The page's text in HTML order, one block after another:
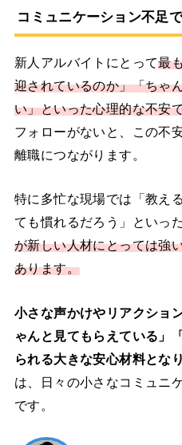
コミュニケーション不足
新人アルバイトにとって最
迎されているのか」「ちゃ
い」といった心理的な不安
フォローがないと、この不
離職につながります。
特に多忙な現場では「教え
ても慣れるだろう」といっ
が新しい人材にとっては強
あります。
小さな声かけやリアクショ
ゃんと見てもらえている」
られる大きな安心材料とな
は、日々の小さなコミュニ
です。